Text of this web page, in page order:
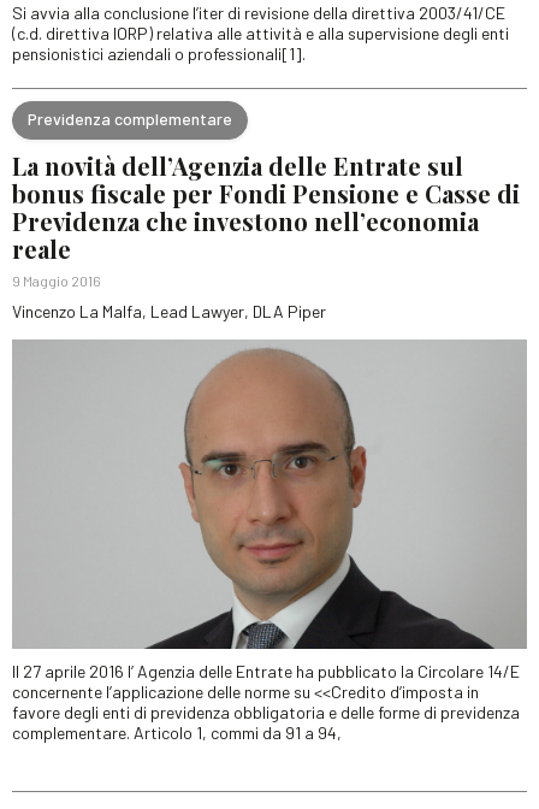
Si avvia alla conclusione l’iter di revisione della direttiva 2003/41/CE
(c.d. direttiva IORP) relativa alle attività e alla supervisione degli enti
pensionistici aziendali o professionali[1].
Previdenza complementare
La novità dell’Agenzia delle Entrate sul
bonus fiscale per Fondi Pensione e Casse di
Previdenza che investono nell’economia
reale
9 Maggio 2016
Vincenzo La Malfa, Lead Lawyer, DLA Piper
Il 27 aprile 2016 l’ Agenzia delle Entrate ha pubblicato la Circolare 14/E
concernente l’applicazione delle norme su <<Credito d’imposta in
favore degli enti di previdenza obbligatoria e delle forme di previdenza
complementare. Articolo 1, commi da 91 a 94,